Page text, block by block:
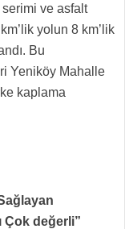
ve asfalt
yolun 8 km’lik
Bu
Yeniköy Mahalle
kaplama
Çok değerli”